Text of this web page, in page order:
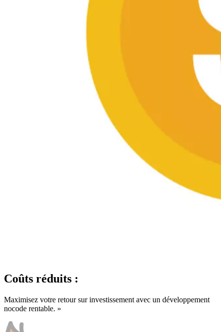
Coûts réduits :
Maximisez votre retour sur investissement avec un développement
nocode rentable. »